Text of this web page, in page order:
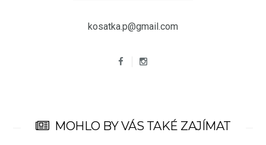
kosatka.p@gmail.com
MOHLO BY VÁS TAKÉ ZAJÍMAT